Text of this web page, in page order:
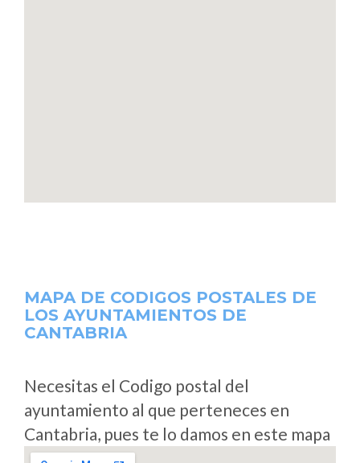
MAPA DE CODIGOS POSTALES DE
LOS AYUNTAMIENTOS DE
CANTABRIA
Necesitas el Codigo postal del
ayuntamiento al que perteneces en
Cantabria, pues te lo damos en este mapa